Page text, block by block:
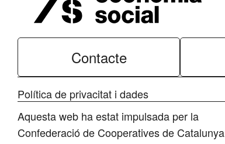
Contacte
Política de privacitat i dades
Aquesta web ha estat impulsada per la
Confederació de Cooperatives de Catalunya